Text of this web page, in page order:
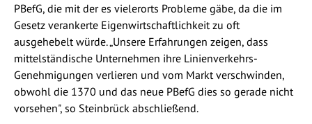
PBefG, die mit der es vielerorts Probleme gäbe, da die im
Gesetz verankerte Eigenwirtschaftlichkeit zu oft
ausgehebelt würde. „Unsere Erfahrungen zeigen, dass
mittelständische Unternehmen ihre Linienverkehrs-
Genehmigungen verlieren und vom Markt verschwinden,
obwohl die 1370 und das neue PBefG dies so gerade nicht
vorsehen", so Steinbrück abschließend.